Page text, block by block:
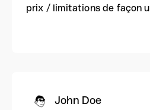
prix / limitations de façon
John Doe